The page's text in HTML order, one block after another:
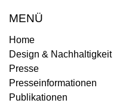
MENÜ
Home
Design & Nachhaltigkeit
Presse
Presseinformationen
Publikationen